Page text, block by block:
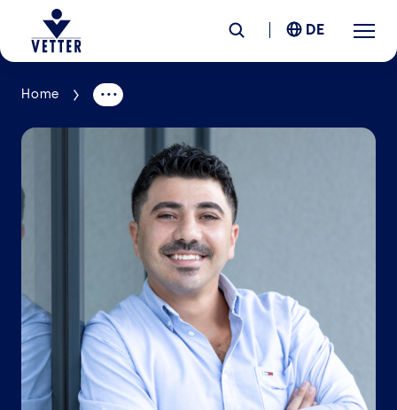
Unternehmen
Verantwortung
News &Insights
Karriere
DE
Home